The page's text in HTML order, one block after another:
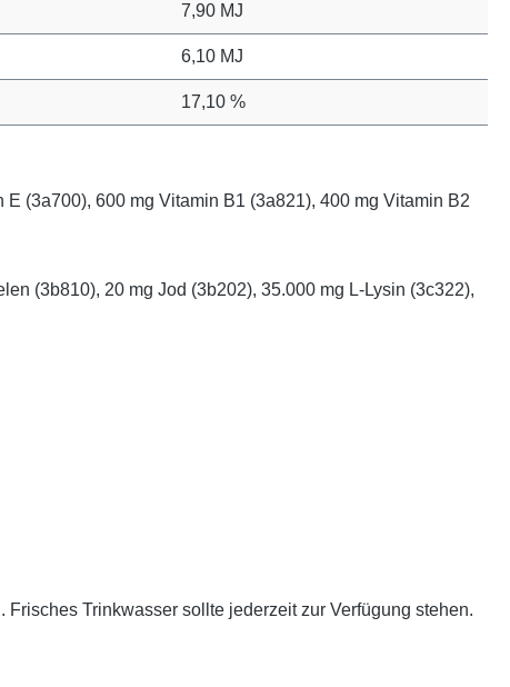
7,90 MJ
6,10 MJ
17,10 %
(3a700), 600 mg Vitamin B1 (3a821), 400 mg Vitamin B2
(3b810), 20 mg Jod (3b202), 35.000 mg L-Lysin (3c322),
Trinkwasser sollte jederzeit zur Verfügung stehen.